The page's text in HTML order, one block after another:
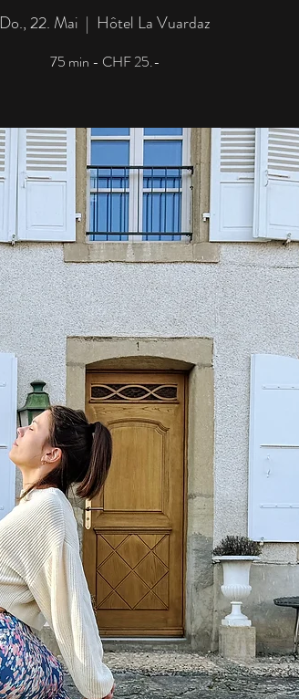
Do., 22. Mai
  |
Hôtel La Vuardaz
75 min - CHF 25.-